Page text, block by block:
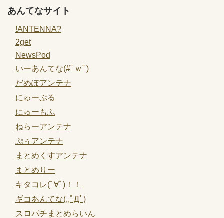
あんてなサイト
!ANTENNA?
2get
NewsPod
いーあんてな(#ﾟｗﾟ)
だめぽアンテナ
にゅーぷる
にゅーもふ
ねらーアンテナ
ぷぅアンテナ
まとめくすアンテナ
まとめりー
キタコレ(ﾟ∀ﾟ)！！
ギコあんてな(,,ﾟДﾟ)
スロパチまとめらいん